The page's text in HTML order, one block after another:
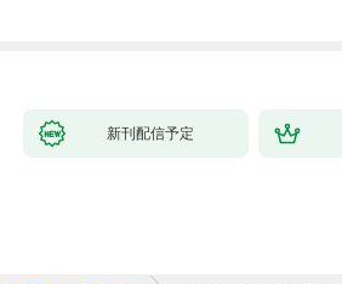
新刊配信予定